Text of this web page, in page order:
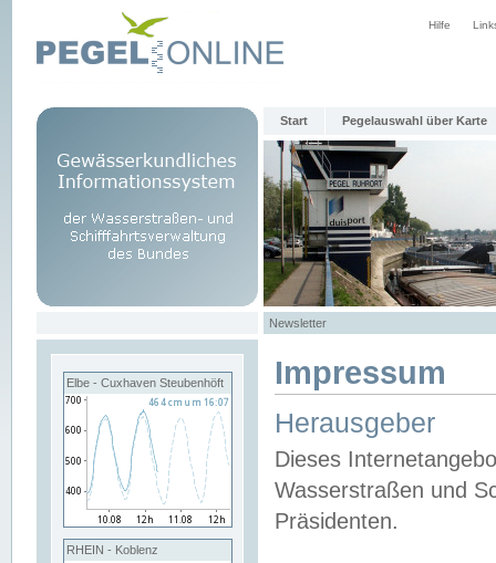
Hilfe
Start Pegelauswahl über Karte
Newsletter
Elbe - Cuxhaven Steubenhöft
RHEIN - Koblenz
Impressum
Herausgeber
Dieses
Wasserstraßen und
Präsidenten.